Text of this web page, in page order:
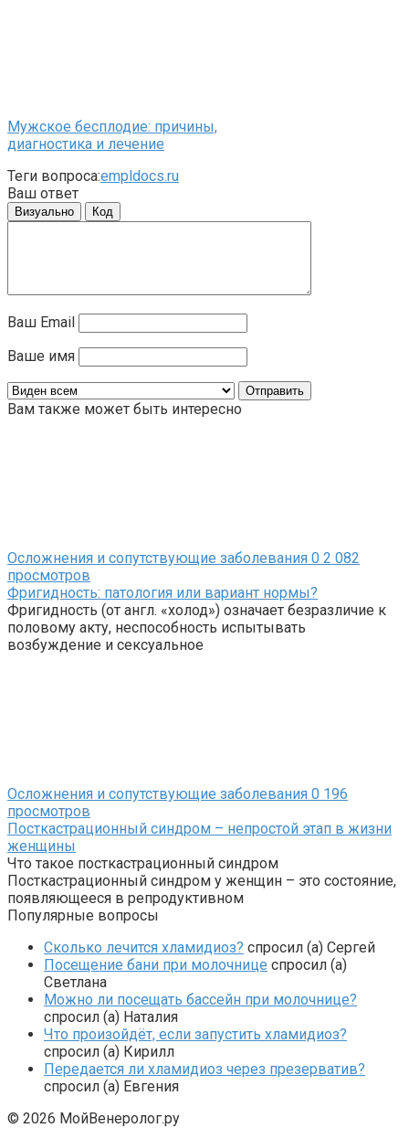
Мужское бесплодие: причины,
диагностика и лечение
Теги вопроса:empldocs.ru
Ваш ответ
Визуально Код
Ваш Email
Ваше имя
Вам также может быть интересно
Осложнения и сопутствующие заболевания 0 2 082
просмотров
Фригидность: патология или вариант нормы?
Фригидность (от англ. «холод») означает безразличие к
половому акту, неспособность испытывать
возбуждение и сексуальное
Осложнения и сопутствующие заболевания 0 196
просмотров
Посткастрационный синдром – непростой этап в жизни
женщины
Что такое посткастрационный синдром
Посткастрационный синдром у женщин – это состояние,
появляющееся в репродуктивном
Популярные вопросы
Сколько лечится хламидиоз? спросил (а) Сергей
Посещение бани при молочнице спросил (а)
Светлана
Можно ли посещать бассейн при молочнице?
спросил (а) Наталия
Что произойдёт, если запустить хламидиоз?
спросил (а) Кирилл
Передается ли хламидиоз через презерватив?
спросил (а) Евгения
© 2026 МойВенеролог.ру